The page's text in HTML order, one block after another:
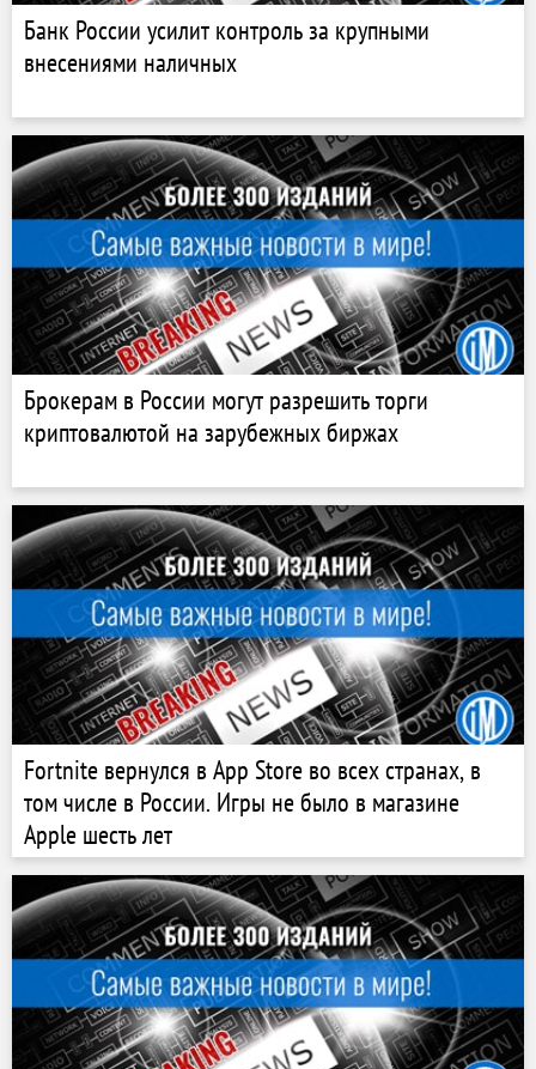
Банк России усилит контроль за крупными
внесениями наличных
Брокерам в России могут разрешить торги
криптовалютой на зарубежных биржах
Fortnite вернулся в App Store во всех странах, в
том числе в России. Игры не было в магазине
Apple шесть лет